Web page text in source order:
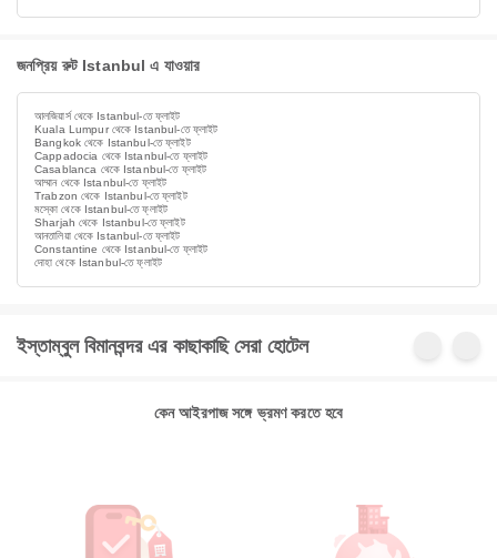
জনপ্রিয় রুট Istanbul এ যাওয়ার
আলজিয়ার্স থেকে Istanbul-তে ফ্লাইট
Kuala Lumpur থেকে Istanbul-তে ফ্লাইট
Bangkok থেকে Istanbul-তে ফ্লাইট
Cappadocia থেকে Istanbul-তে ফ্লাইট
Casablanca থেকে Istanbul-তে ফ্লাইট
আম্মান থেকে Istanbul-তে ফ্লাইট
Trabzon থেকে Istanbul-তে ফ্লাইট
মস্কো থেকে Istanbul-তে ফ্লাইট
Sharjah থেকে Istanbul-তে ফ্লাইট
আনতালিয়া থেকে Istanbul-তে ফ্লাইট
Constantine থেকে Istanbul-তে ফ্লাইট
দোহা থেকে Istanbul-তে ফ্লাইট
ইস্তাম্বুল বিমানবন্দর এর কাছাকাছি সেরা হোটেল
কেন আইরপাজ সঙ্গে ভ্রমণ করতে হবে